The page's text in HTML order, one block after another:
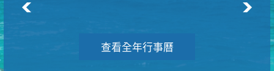
查看全年行事曆